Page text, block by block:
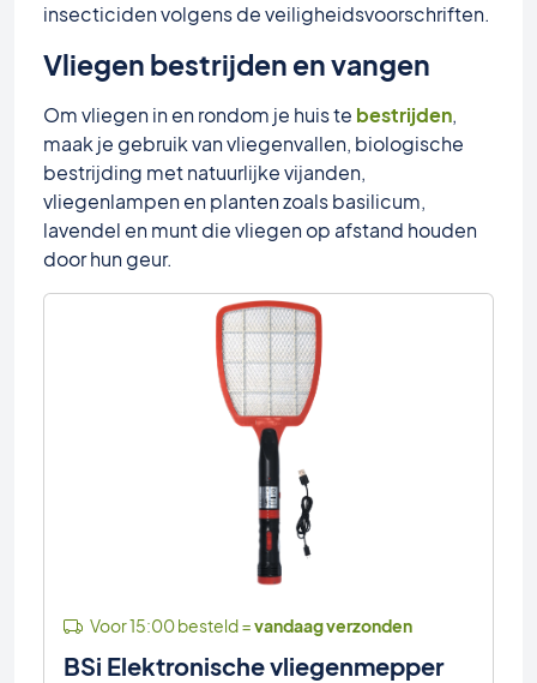
insecticiden volgens de veiligheidsvoorschriften.
Vliegen bestrijden en vangen
Om vliegen in en rondom je huis te bestrijden,
maak je gebruik van vliegenvallen, biologische
bestrijding met natuurlijke vijanden,
vliegenlampen en planten zoals basilicum,
lavendel en munt die vliegen op afstand houden
door hun geur.
Voor 15:00 besteld =vandaag verzonden
BSi Elektronische vliegenmepper